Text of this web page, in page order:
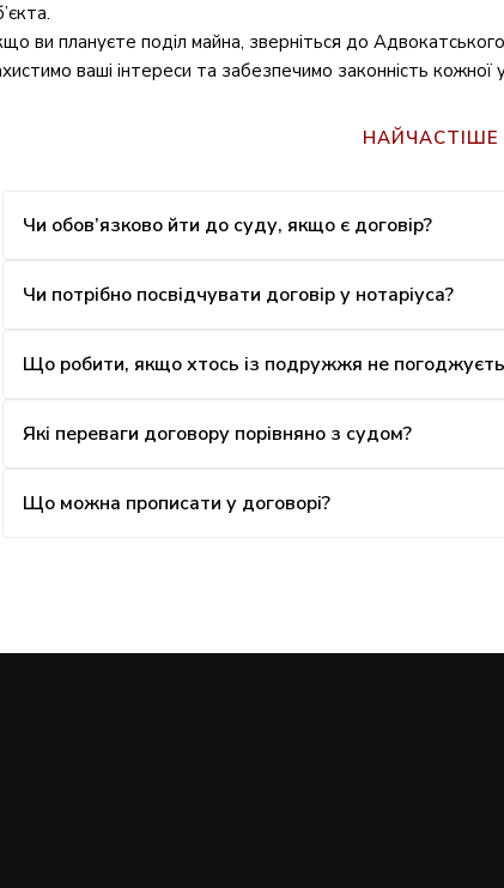
ви плануєте поділ майна, зверніться до
ваші інтереси та забезпечимо законність кожної
Чи обов’язково йти до суду, якщо є договір?
Чи потрібно посвідчувати договір у нотаріуса?
Що робити, якщо хтось із подружжя не
Які переваги договору порівняно з судом?
Що можна прописати у договорі?